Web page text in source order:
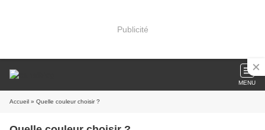
Publicité
MENU
Accueil » Quelle couleur choisir ?